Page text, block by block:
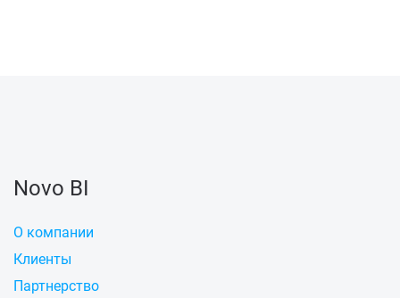
Novo BI
О компании
Клиенты
Партнерство